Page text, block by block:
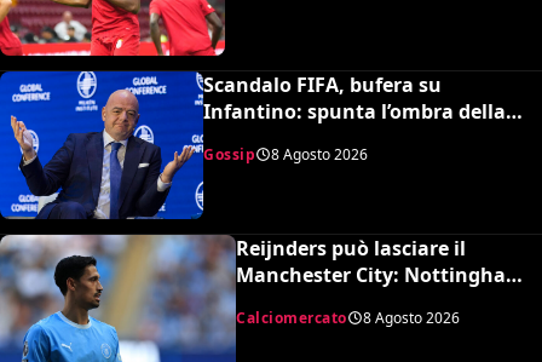
Scandalo FIFA, bufera su
Infantino: spunta l’ombra della
UEFA
Gossip 8 Agosto 2026
Reijnders può lasciare il
Manchester City: Nottingham
Calciomercato 8 Agosto 2026